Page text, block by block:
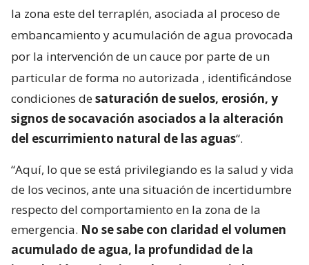
la zona este del terraplén, asociada al proceso de
embancamiento y acumulación de agua provocada
por la intervención de un cauce por parte de un
particular de forma no autorizada , identificándose
condiciones desaturación de suelos, erosión, y
signos de socavación asociados a la alteración
del escurrimiento natural de las aguas“.
“Aquí, lo que se está privilegiando es la salud y vida
de los vecinos, ante una situación de incertidumbre
respecto del comportamiento en la zona de la
emergencia. No se sabe con claridad el volumen
acumulado de agua, la profundidad de la